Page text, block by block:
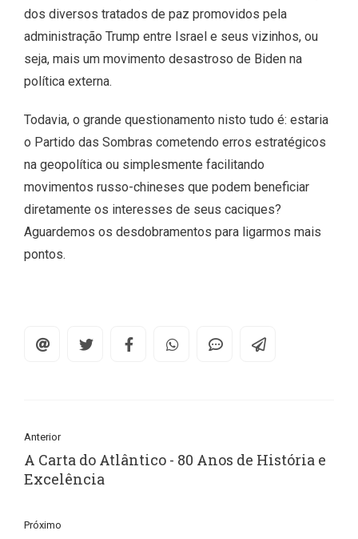
dos diversos tratados de paz promovidos pela
administração Trump entre Israel e seus vizinhos, ou
seja, mais um movimento desastroso de Biden na
política externa.
Todavia, o grande questionamento nisto tudo é: estaria
o Partido das Sombras cometendo erros estratégicos
na geopolítica ou simplesmente facilitando
movimentos russo-chineses que podem beneficiar
diretamente os interesses de seus caciques?
Aguardemos os desdobramentos para ligarmos mais
pontos.
Anterior
A Carta do Atlântico - 80 Anos de História e
Excelência
Próximo